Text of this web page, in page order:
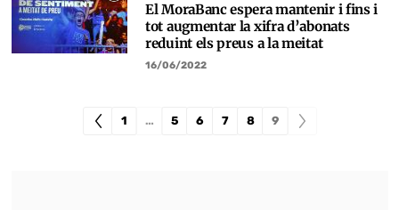
El MoraBanc espera mantenir i fins i
tot augmentar la xifra d’abonats
reduint els preus a la meitat
16/06/2022
1 … 5 6 7 8 9